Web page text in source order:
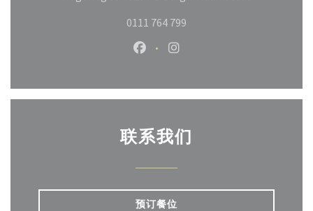
0111 764 799
Facebook ((在新窗口中打开))
Instagram ((在新窗口中
联系我们
预订餐位